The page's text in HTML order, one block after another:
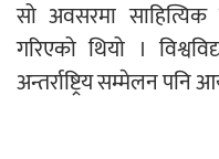
भवन
सो अवसरमा साहित्यिक
गरिएको थियो ।
अन्तर्राष्ट्रिय सम्मेलन पनि